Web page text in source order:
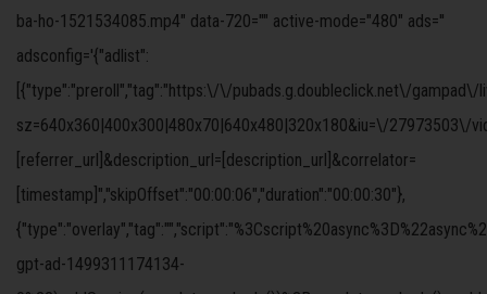
ba-ho-1521534085.mp4" data-720="" active-mode="480" ads=''
adsconfig='{"adlist":
[{"type":"preroll","tag":"https:\/\/pubads.g.doubleclick.net\/gampad\/
sz=640x360|400x300|480x70|640x480|320x180&iu=\/27973503\/
[referrer_url]&description_url=[description_url]&correlator=
[timestamp]","skipOffset":"00:00:06","duration":"00:00:30"},
gpt-ad-1499311174134-